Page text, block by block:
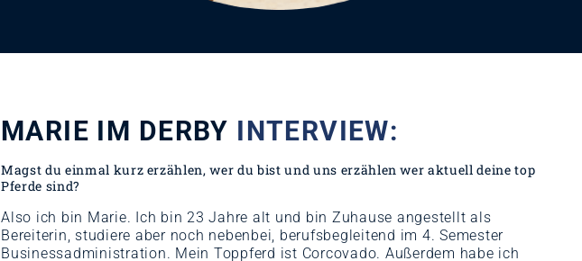
MARIE IM DERBY INTERVIEW:
Magst du einmal kurz erzählen, wer du bist und uns erzählen wer aktuell deine top
Pferde sind?
Also ich bin Marie. Ich bin 23 Jahre alt und bin Zuhause angestellt als
Bereiterin, studiere aber noch nebenbei, berufsbegleitend im 4. Semester
Businessadministration. Mein Toppferd ist Corcovado. Außerdem habe ich